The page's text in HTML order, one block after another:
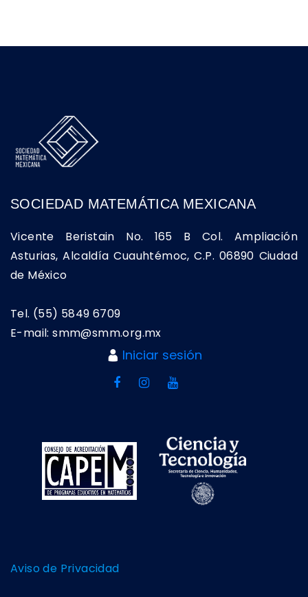
SOCIEDAD MATEMÁTICA MEXICANA
Vicente Beristain No. 165 B Col. Ampliación
Asturias, Alcaldía Cuauhtémoc, C.P. 06890 Ciudad
de México
Tel. (55) 5849 6709
E-mail: smm@smm.org.mx
Iniciar sesión
Aviso de Privacidad